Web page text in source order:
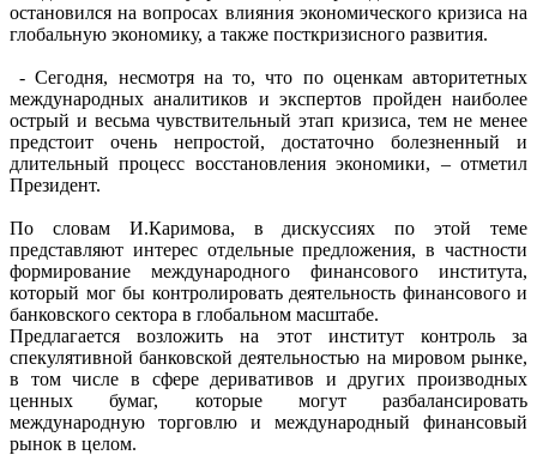
остановился на вопросах влияния экономического кризиса на
глобальную экономику, а также посткризисного развития.
- Сегодня, несмотря на то, что по оценкам авторитетных
международных аналитиков и экспертов пройден наиболее
острый и весьма чувствительный этап кризиса, тем не менее
предстоит очень непростой, достаточно болезненный и
длительный процесс восстановления экономики, – отметил
Президент.
По словам И.Каримова, в дискуссиях по этой теме
представляют интерес отдельные предложения, в частности
формирование международного финансового института,
который мог бы контролировать деятельность финансового и
банковского сектора в глобальном масштабе.
Предлагается возложить на этот институт контроль за
спекулятивной банковской деятельностью на мировом рынке,
в том числе в сфере деривативов и других производных
ценных бумаг, которые могут разбалансировать
международную торговлю и международный финансовый
рынок в целом.